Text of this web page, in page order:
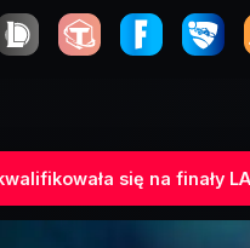
się na finały